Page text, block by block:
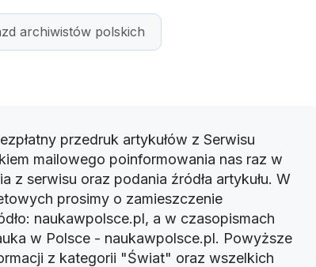
archiwistów polskich
przedruk artykułów z Serwisu
mailowego poinformowania nas raz w
z serwisu oraz podania źródła artykułu. W
prosimy o zamieszczenie
naukawpolsce.pl, a w czasopismach
w Polsce - naukawpolsce.pl. Powyższe
z kategorii "Świat" oraz wszelkich